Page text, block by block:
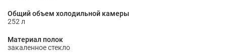
Общий объем холодильной камеры
252 л
Материал полок
закаленное стекло